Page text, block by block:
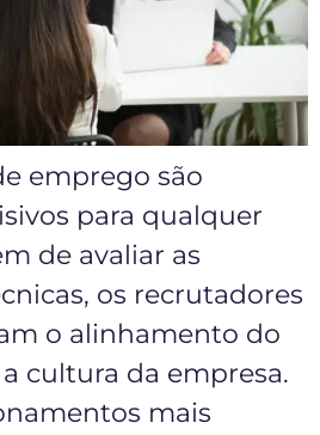
emprego são
para qualquer
de avaliar as
os recrutadores
o alinhamento do
cultura da empresa.
mais